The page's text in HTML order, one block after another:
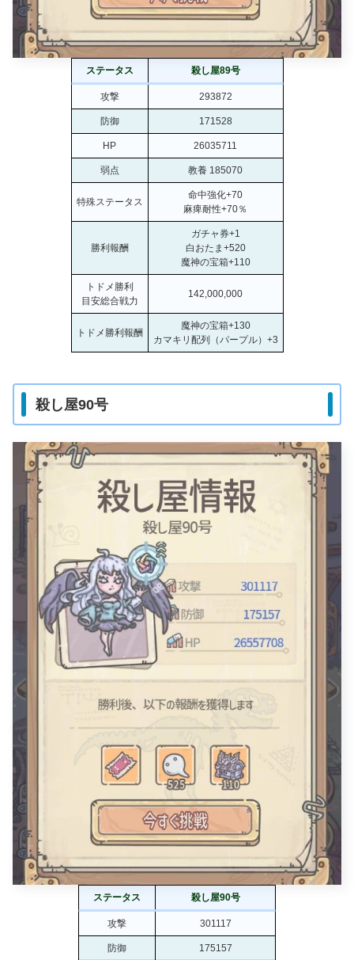
ステータス 殺し屋89号
攻撃 293872
防御 171528
HP 26035711
弱点 教養 185070
特殊ステータス
命中強化+70
麻痺耐性+70％
勝利報酬
ガチャ券+1
白おたま+520
魔神の宝箱+110
トドメ勝利
目安総合戦力
142,000,000
トドメ勝利報酬
魔神の宝箱+130
カマキリ配列（パープル）+3
殺し屋90号
ステータス 殺し屋90号
攻撃 301117
防御 175157